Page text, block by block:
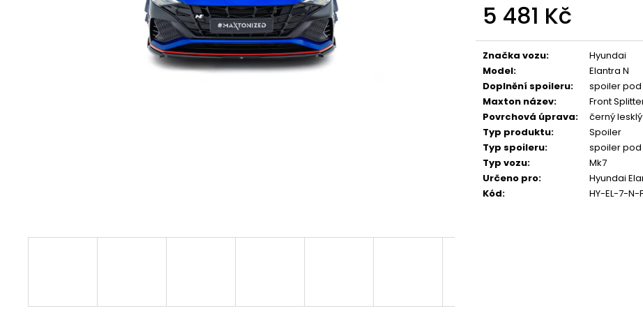
5 481 Kč
cena:
Značka vozu:
Hyundai
Model:
Elantra N
Doplnění spoileru:
spoiler
Maxton název:
Front
Povrchová úprava:
černý
Typ produktu:
Spoiler
Typ spoileru:
spoiler
Typ vozu:
Mk7
Určeno pro:
Hyundai
Kód: HY-EL-7-N-
RSR-PERFORMANCE DÁRKOVÝ POUKAZ
VOUCHER ON-LINE
NGK ČERVENÝ ZAPALOVACÍ MODUL
2.0TFSI 2.0TSI EA113 EA888.1/2 2.5TFSI
849 Kč
APR SPORTOVNÍ
2.0TSI 2.5TFSI A DALŠÍ